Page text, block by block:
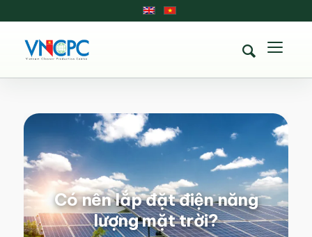
Có nên lắp đặt điện năng
lượng mặt trời?